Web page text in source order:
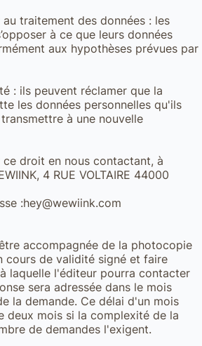
au traitement des données : les
à ce que leurs données
aux hypothèses prévues par
: ils peuvent réclamer que la
les données personnelles qu'ils
à une nouvelle
droit en nous contactant, à
4 RUE VOLTAIRE 44000
:hey@wewiink.com
accompagnée de la photocopie
cours de validité signé et faire
à laquelle l'éditeur pourra contacter
sera adressée dans le mois
la demande. Ce délai d'un mois
deux mois si la complexité de la
de demandes l'exigent.